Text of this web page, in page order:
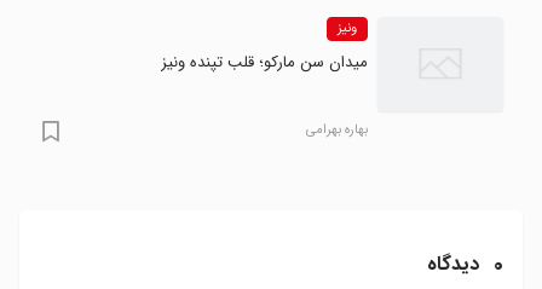
ونیز
میدان سن مارکو؛ قلب تپنده ونیز
بهاره بهرامی
0 دیدگاه